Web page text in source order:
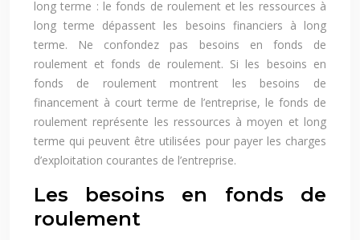
long terme : le fonds de roulement et les ressources à
long terme dépassent les besoins financiers à long
terme. Ne confondez pas besoins en fonds de
roulement et fonds de roulement. Si les besoins en
fonds de roulement montrent les besoins de
financement à court terme de l’entreprise, le fonds de
roulement représente les ressources à moyen et long
terme qui peuvent être utilisées pour payer les charges
d’exploitation courantes de l’entreprise.
Les besoins en fonds de
roulement